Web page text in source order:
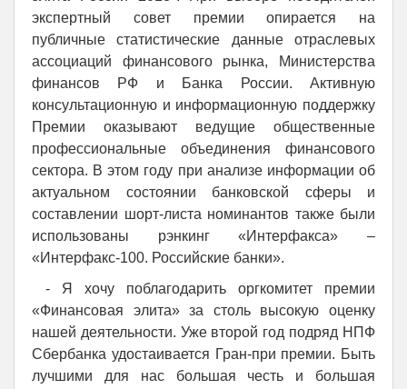
экспертный совет премии опирается на
публичные статистические данные отраслевых
ассоциаций финансового рынка, Министерства
финансов РФ и Банка России. Активную
консультационную и информационную поддержку
Премии оказывают ведущие общественные
профессиональные объединения финансового
сектора. В этом году при анализе информации об
актуальном состоянии банковской сферы и
составлении шорт-листа номинантов также были
использованы рэнкинг «Интерфакса» –
«Интерфакс-100. Российские банки».
- Я хочу поблагодарить оргкомитет премии
«Финансовая элита» за столь высокую оценку
нашей деятельности. Уже второй год подряд НПФ
Сбербанка удостаивается Гран-при премии. Быть
лучшими для нас большая честь и большая